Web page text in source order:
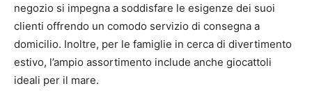
negozio si impegna a soddisfare le esigenze dei suoi
clienti offrendo un comodo servizio di consegna a
domicilio. Inoltre, per le famiglie in cerca di divertimento
estivo, l’ampio assortimento include anche giocattoli
ideali per il mare.